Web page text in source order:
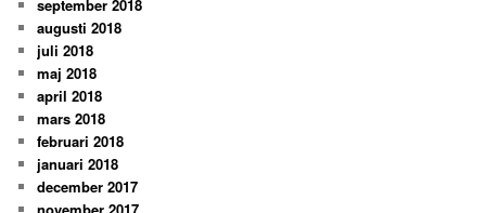
september 2018
augusti 2018
juli 2018
maj 2018
april 2018
mars 2018
februari 2018
januari 2018
december 2017